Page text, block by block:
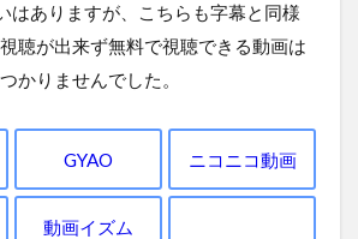
はありますが、こちらも字幕と同様
聴が出来ず無料で視聴できる動画は
かりませんでした。
GYAO ニコニコ動画
動画イズム